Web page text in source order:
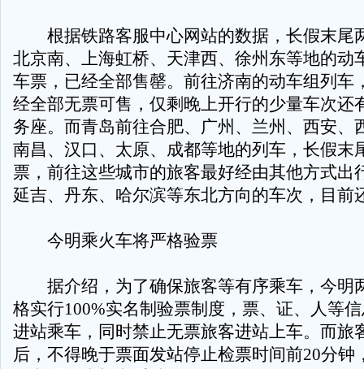
根据铁路客服中心网站的数据，长假末尾
北京南、上海虹桥、天津西、徐州东等地的动
车票，已经全部售罄。前往济南的动车组列车
经全部无票可售，仅剩晚上开行的少量车次还
务座。而青岛前往合肥、广州、兰州、西安、
南昌、汉口、太原、成都等地的列车，长假末
票，前往这些城市的旅客最好经由其他方式出
延吉、丹东、哈尔滨等东北方向的车次，目前
今明乘火车将严格验票
据介绍，为了确保旅客等有序乘车，今明
格实行100%实名制验票制度，票、证、人等
进站乘车，同时禁止无票旅客进站上车。而旅
后，不得晚于票面发站停止检票时间前20分钟